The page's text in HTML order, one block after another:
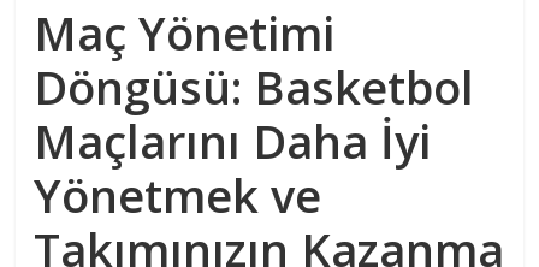
Maç Yönetimi
Döngüsü: Basketbol
Maçlarını Daha İyi
Yönetmek ve
Takımınızın Kazanma